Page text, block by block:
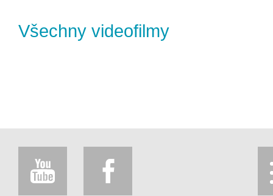
Všechny videofilmy